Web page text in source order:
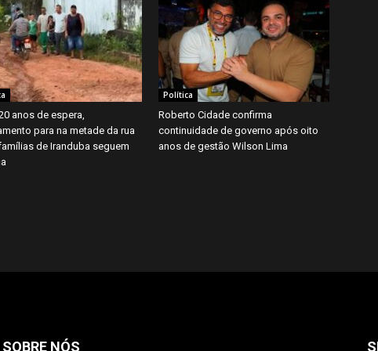
anos de espera,
para na metade da rua
de Iranduba seguem
Política
Roberto Cidade confirma
continuidade de governo após oito
anos de gestão Wilson Lima
SOBRE NÓS